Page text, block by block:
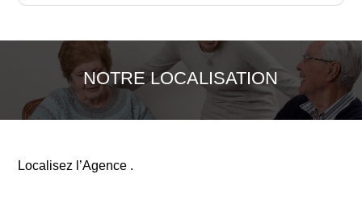
NOTRE LOCALISATION
Localisez l’Agence .